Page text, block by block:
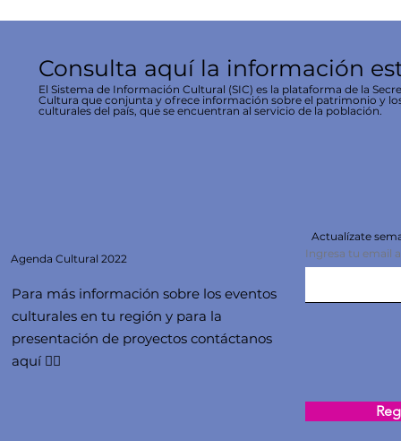
Consulta aquí la información
El Sistema de Información Cultural (SIC) es la plataforma de la
Cultura que conjunta y ofrece información sobre el patrimonio y
culturales del país, que se encuentran al servicio de la población.
Agenda Cultural 2022
Para más información sobre los eventos
culturales en tu región y para la
presentación de proyectos contáctanos
aquí 👇🏻
Actualízate
Ingresa tu email